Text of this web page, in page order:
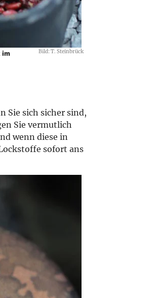
Bild: T. Steinbrück
im
Sie sich sicher sind,
Sie vermutlich
wenn diese in
sofort ans